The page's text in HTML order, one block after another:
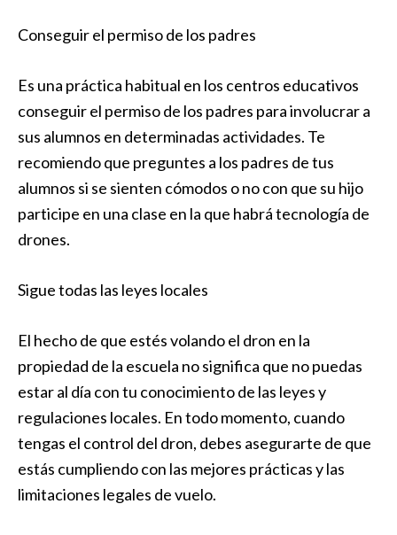
Conseguir el permiso de los padres
Es una práctica habitual en los centros educativos
conseguir el permiso de los padres para involucrar a
sus alumnos en determinadas actividades. Te
recomiendo que preguntes a los padres de tus
alumnos si se sienten cómodos o no con que su hijo
participe en una clase en la que habrá tecnología de
drones.
Sigue todas las leyes locales
El hecho de que estés volando el dron en la
propiedad de la escuela no significa que no puedas
estar al día con tu conocimiento de las leyes y
regulaciones locales. En todo momento, cuando
tengas el control del dron, debes asegurarte de que
estás cumpliendo con las mejores prácticas y las
limitaciones legales de vuelo.